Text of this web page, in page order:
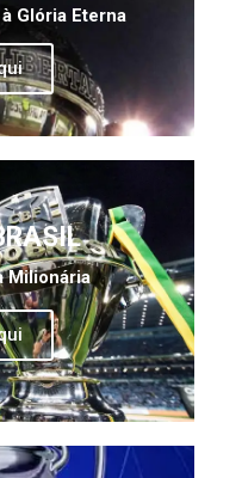
Glória Eterna
Milionária